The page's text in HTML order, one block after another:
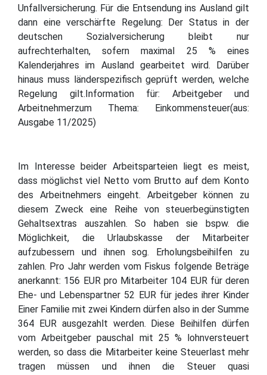
Unfallversicherung. Für die Entsendung ins Ausland gilt
dann eine verschärfte Regelung: Der Status in der
deutschen Sozialversicherung bleibt nur
aufrechterhalten, sofern maximal 25 % eines
Kalenderjahres im Ausland gearbeitet wird. Darüber
hinaus muss länderspezifisch geprüft werden, welche
Regelung gilt.Information für: Arbeitgeber und
Arbeitnehmerzum Thema: Einkommensteuer(aus:
Ausgabe 11/2025)
Im Interesse beider Arbeitsparteien liegt es meist,
dass möglichst viel Netto vom Brutto auf dem Konto
des Arbeitnehmers eingeht. Arbeitgeber können zu
diesem Zweck eine Reihe von steuerbegünstigten
Gehaltsextras auszahlen. So haben sie bspw. die
Möglichkeit, die Urlaubskasse der Mitarbeiter
aufzubessern und ihnen sog. Erholungsbeihilfen zu
zahlen. Pro Jahr werden vom Fiskus folgende Beträge
anerkannt: 156 EUR pro Mitarbeiter 104 EUR für deren
Ehe- und Lebenspartner 52 EUR für jedes ihrer Kinder
Einer Familie mit zwei Kindern dürfen also in der Summe
364 EUR ausgezahlt werden. Diese Beihilfen dürfen
vom Arbeitgeber pauschal mit 25 % lohnversteuert
werden, so dass die Mitarbeiter keine Steuerlast mehr
tragen müssen und ihnen die Steuer quasi